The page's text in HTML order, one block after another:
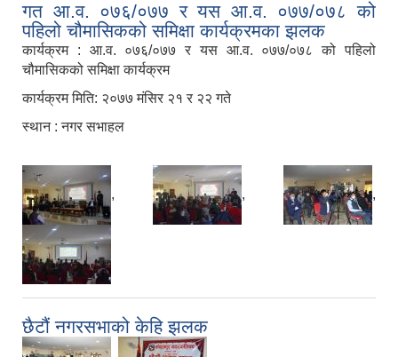
गत आ.व. ०७६/०७७ र यस आ.व. ०७७/०७८ को
पहिलो चौमासिकको समिक्षा कार्यक्रमका झलक
कार्यक्रम : आ.व. ०७६/०७७ र यस आ.व. ०७७/०७८ को पहिलो
चौमासिकको समिक्षा कार्यक्रम
कार्यक्रम मिति: २०७७ मंसिर २१ र २२ गते
स्थान : नगर सभाहल
, , ,
छैटौं नगरसभाको केहि झलक